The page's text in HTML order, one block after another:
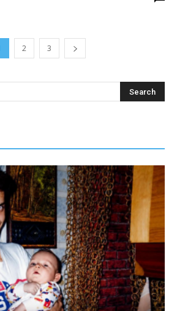
2 3